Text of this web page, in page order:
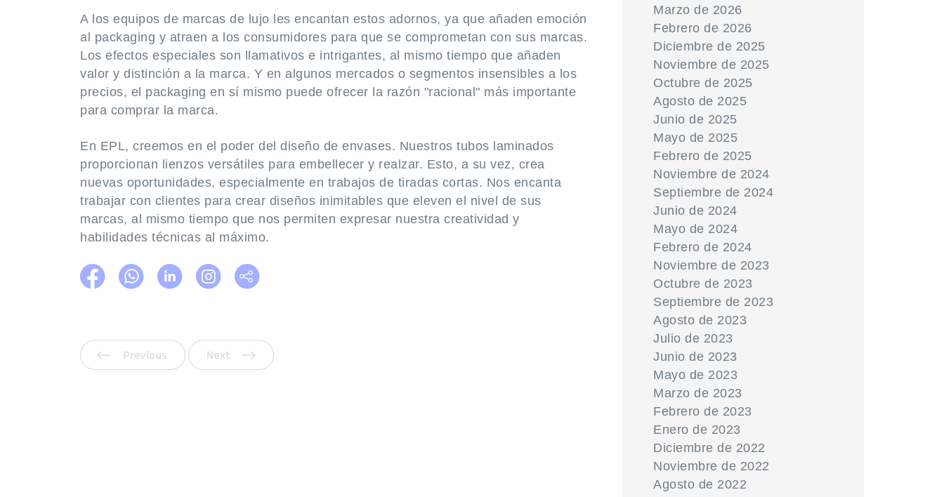
A los equipos de marcas de lujo les encantan estos adornos, ya que añaden emoción
al packaging y atraen a los consumidores para que se comprometan con sus marcas.
Los efectos especiales son llamativos e intrigantes, al mismo tiempo que añaden
valor y distinción a la marca. Y en algunos mercados o segmentos insensibles a los
precios, el packaging en sí mismo puede ofrecer la razón "racional" más importante
para comprar la marca.
En EPL, creemos en el poder del diseño de envases. Nuestros tubos laminados
proporcionan lienzos versátiles para embellecer y realzar. Esto, a su vez, crea
nuevas oportunidades, especialmente en trabajos de tiradas cortas. Nos encanta
trabajar con clientes para crear diseños inimitables que eleven el nivel de sus
marcas, al mismo tiempo que nos permiten expresar nuestra creatividad y
habilidades técnicas al máximo.
Anterior
Marzo de 2026
Febrero de 2026
Diciembre de 2025
Noviembre de 2025
Octubre de 2025
Agosto de 2025
Junio de 2025
Mayo de 2025
Febrero de 2025
Noviembre de 2024
Septiembre de 2024
Junio de 2024
Mayo de 2024
Febrero de 2024
Noviembre de 2023
Octubre de 2023
Septiembre de 2023
Agosto de 2023
Julio de 2023
Junio de 2023
Mayo de 2023
Marzo de 2023
Febrero de 2023
Enero de 2023
Diciembre de 2022
Noviembre de 2022
Agosto de 2022